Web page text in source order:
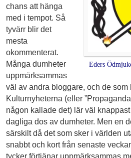
Eders
chans att hänga
med i tempot. Så
tyvärr blir det
mesta
okommenterat.
Många dumheter
uppmärksammas
väl av andra bloggare, och de som
Kulturnyheterna (eller
någon kallade det) lär väl
dagliga dos av dumheter. Men en
särskilt då det som sker i världen
snabbt och kort från senaste